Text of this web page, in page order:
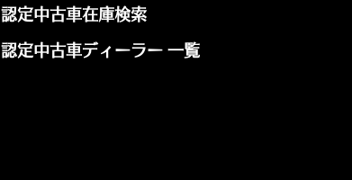
認定中古車在庫検索
認定中古車ディーラー 一覧